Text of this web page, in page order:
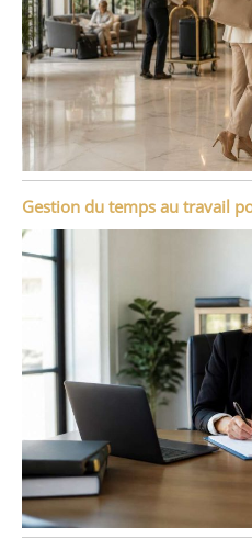
Gestion du temps au travail